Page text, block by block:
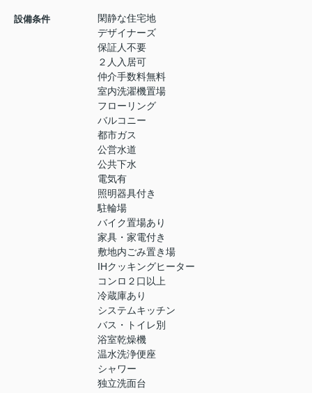
設備条件
閑静な住宅地
デザイナーズ
保証人不要
２人入居可
仲介手数料無料
室内洗濯機置場
フローリング
バルコニー
都市ガス
公営水道
公共下水
電気有
照明器具付き
駐輪場
バイク置場あり
家具・家電付き
敷地内ごみ置き場
IHクッキングヒーター
コンロ２口以上
冷蔵庫あり
システムキッチン
バス・トイレ別
浴室乾燥機
温水洗浄便座
シャワー
独立洗面台